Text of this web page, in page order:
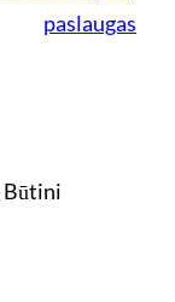
paslaugas
Būtini